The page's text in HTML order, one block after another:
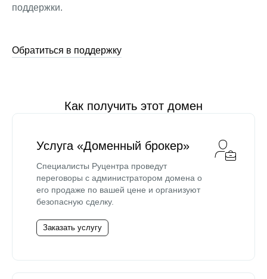
поддержки.
Обратиться в поддержку
Как получить этот домен
Услуга «Доменный брокер»
Специалисты Руцентра проведут
переговоры с администратором домена о
его продаже по вашей цене и организуют
безопасную сделку.
Заказать услугу